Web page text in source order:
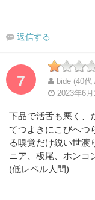
返信する
7
bide (40代
2023年6
下品で活舌も悪く、
てつよきにこびへつ
る嗅覚だけ鋭い世渡
ニア、板尾、ホンコ
(低レベル人間)